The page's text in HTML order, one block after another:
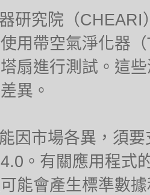
研究院（
用帶空氣淨化器
扇進行測試。這
異。
因市場各異，須
。有關應用程式
能會產生標準數